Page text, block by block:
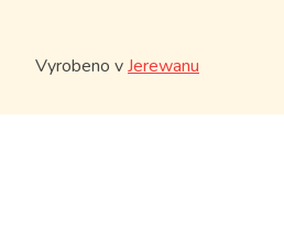
Vyrobeno vJerewanu